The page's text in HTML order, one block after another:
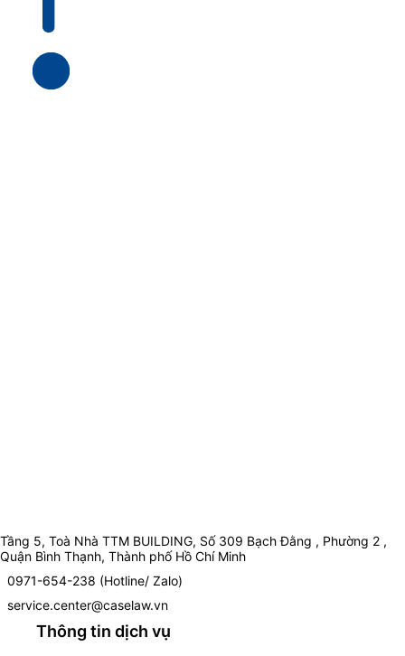
Tầng 5, Toà Nhà TTM BUILDING, Số 309 Bạch Đằng , Phường 2 ,
Quận Bình Thạnh, Thành phố Hồ Chí Minh
0971-654-238 (Hotline/ Zalo)
service.center@caselaw.vn
Thông tin dịch vụ